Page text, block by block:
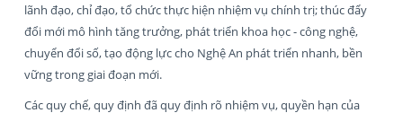
lãnh đạo, chỉ đạo, tổ chức thực hiện nhiệm vụ chính trị; thúc đẩy
đổi mới mô hình tăng trưởng, phát triển khoa học - công nghệ,
chuyển đổi số, tạo động lực cho Nghệ An phát triển nhanh, bền
vững trong giai đoạn mới.
Các quy chế, quy định đã quy định rõ nhiệm vụ, quyền hạn của